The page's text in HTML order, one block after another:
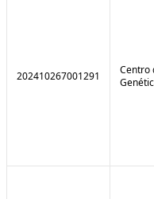
202410267001291
Centro